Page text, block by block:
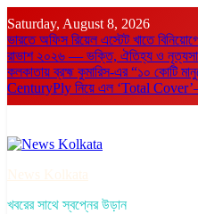
to
content
Saturday, August 8, 2026
ভারতে অফিস রিয়েল এস্টেট খাতে
রাভাশ ২০২৬ — ভক্তি, ঐতিহ্য ও
কলকাতায় ব্রহ্ম কুমারিস-এর “১০ কোটি
CenturyPly নিয়ে এল ‘Total
খবরের সাথে স্বপ্নের উড়ান